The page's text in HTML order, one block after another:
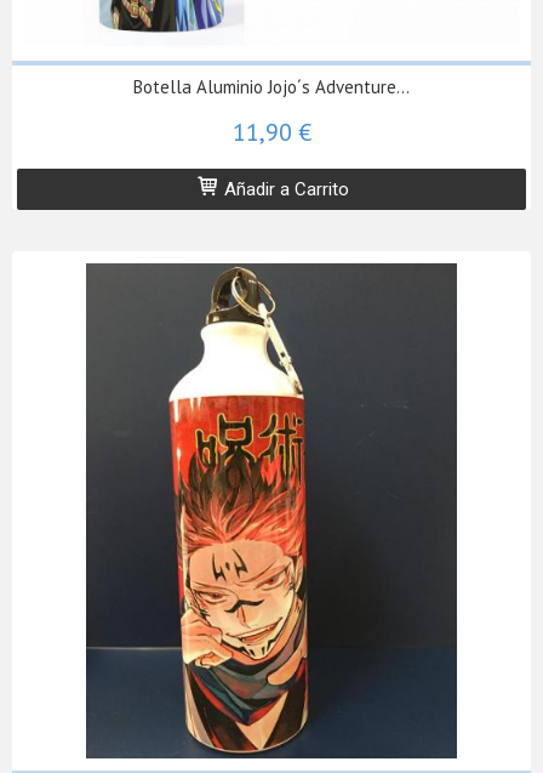
Botella Aluminio Jojo´s Adventure...
11,90 €
Añadir a Carrito